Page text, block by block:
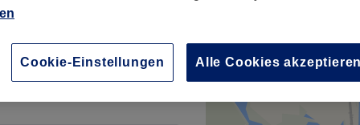
99 €
Cookie-Einstellungen Alle Cookies akzeptieren